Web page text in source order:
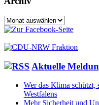
Archiv
Aktuelle
Wer das Klima
Westfalens
Mehr Sicherheit und